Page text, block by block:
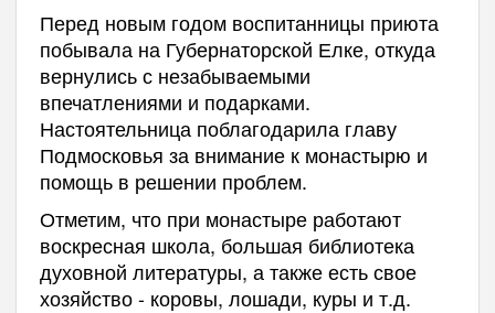
Перед новым годом воспитанницы приюта
побывала на Губернаторской Елке, откуда
вернулись с незабываемыми
впечатлениями и подарками.
Настоятельница поблагодарила главу
Подмосковья за внимание к монастырю и
помощь в решении проблем.
Отметим, что при монастыре работают
воскресная школа, большая библиотека
духовной литературы, а также есть свое
хозяйство - коровы, лошади, куры и т.д.